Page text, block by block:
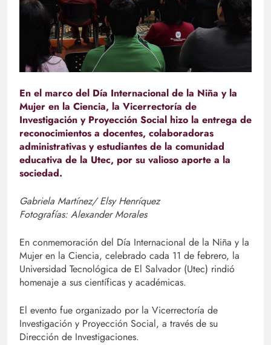
En el marco del Día Internacional de la Niña y la
Mujer en la Ciencia, la Vicerrectoría de
Investigación y Proyección Social hizo la entrega de
reconocimientos a docentes, colaboradoras
administrativas y estudiantes de la comunidad
educativa de la Utec, por su valioso aporte a la
sociedad.
Gabriela Martínez/ Elsy Henríquez
Fotografías: Alexander Morales
En conmemoración del Día Internacional de la Niña y la
Mujer en la Ciencia, celebrado cada 11 de febrero, la
Universidad Tecnológica de El Salvador (Utec) rindió
homenaje a sus científicas y académicas.
El evento fue organizado por la Vicerrectoría de
Investigación y Proyección Social, a través de su
Dirección de Investigaciones.